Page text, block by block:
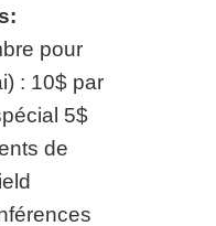
pour
: 10$ par
5$
de